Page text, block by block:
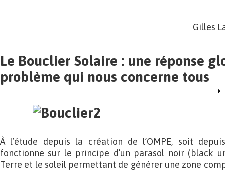
Gilles
Le Bouclier Solaire : une réponse
problème qui nous concerne tous
À l’étude depuis la création de l’OMPE, soit
fonctionne sur le principe d’un parasol noir (black
Terre et le soleil permettant de générer une zone